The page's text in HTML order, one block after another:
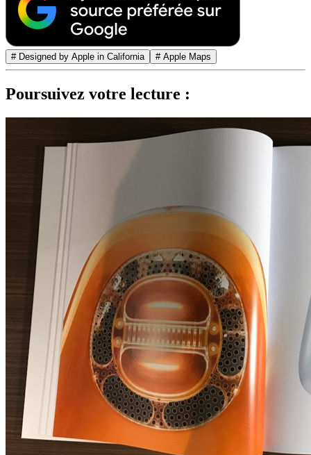
# Designed by Apple in California # Apple Maps
Poursuivez votre lecture :